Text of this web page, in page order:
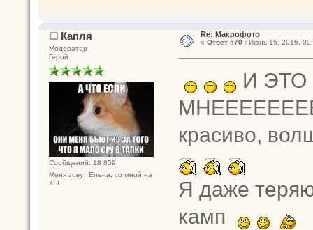
Капля
Модератор
Герой
Сообщений: 18 859
Меня зовут Елена, со мной на
ТЫ.
Re: Макрофото
« Ответ #70 :Июнь 15, 2016,
И ЭТО
красиво,
Я даже
камп